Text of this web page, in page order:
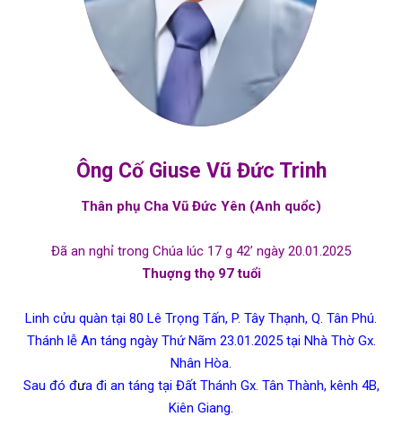
Ông Cố Giuse Vũ Đức Trinh
Thân phụ Cha Vũ Đức Yên (Anh quổc)
Đã an nghỉ trong Chúa lúc 17 g 42’ ngày 20.01.2025
Thuợng thọ 97 tuổi
Linh cửu quàn tại 80 Lê Trọng Tấn, P. Tây Thạnh, Q. Tân Phú.
Thánh lễ An táng ngày Thứ Nãm 23.01.2025 tại Nhà Thờ Gx.
Nhân Hòa.
Sau đó đưa đi an táng tại Đất Thánh Gx. Tân Thành, kênh 4B,
Kiên Giang.